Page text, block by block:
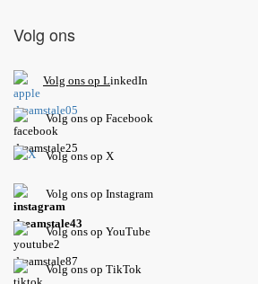
Volg ons
Volg ons op LinkedIn
Volg ons op Facebook
Volg ons op X
Volg ons op Instagram
Volgons op YouTube
Volg ons op TikTok